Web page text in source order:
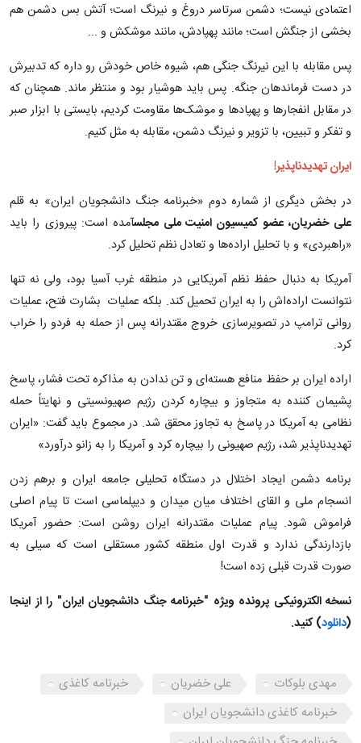
اعتمادی نیست؛ دشمن سرتاسر دروغ و نیرنگ است؛ آتش بس دشمن هم
بخشی از جنگش است؛ مانند پهپادش، مانند موشکش و ...
پس مقابله با این نیرنگ جنگی هم، شیوه خاص خودش رو داره که تدبیرش
در دست فرماندهان جنگه. پس باید هوشیار بود و منتظر ماند. همچنان که
در مقابل انفجارها و پهپادها و موشک‌ها مقاومت کردیم، بایستی با ابزار صبر
و تفکر و تبیین، با تزویر و نیرنگ دشمن، مقابله به مثل کنیم.
ایران تهدیدناپذیر!
در بخش دیگری از شماره دوم «خبرنامه جنگ دانشجویان ایران» به قلم
علی خضریان، عضو کمیسیون امنیت ملی مجلسآمده است: پیروزی را باید
«راهبردی» و با تحلیل اراده‌ها و تعادل نظم تحلیل کرد.
آمریکا به دنبال حفظ نظم آمریکایی در منطقه غرب آسیا بود، ولی نه تنها
نتوانست اراده‌اش را به ایران تحمیل کند. بلکه عملیات بشارت فتح، عملیات
روانی ترامپ در تصویرسازی خروج مقتدرانه پس از حمله به فردو را خراب
کرد.
اراده ایران بر حفظ منافع هسته‌ای و تن ندادن به مذاکره تحت فشار، پاسخ
پشیمان کننده به متجاوز و بیچاره کردن رژیم صهیونسیتی و نهایتاً حمله
نظامی به آمریکا در پاسخ به تجاوز محقق شد. در مجموع باید گفت: «ایران
تهدیدناپذیر شد، رژیم صهیونی را بیچاره کرد و آمریکا را به زانو درآورد»
برنامه دشمن ایجاد اختلال در دستگاه تحلیلی جامعه ایران و برهم زدن
انسجام ملی و القای اختلاف میان میدان و دیپلماسی است تا پیام اصلی
فراموش شود. پیام عملیات مقتدرانه ایران روشن است: حضور آمریکا
بازدارندگی ندارد و قدرت اول منطقه کشور مستقلی است که سیلی به
صورت قدرت قبلی زده است!
نسخه الکترونیکی پرونده ویژه "خبرنامه جنگ دانشجویان ایران" را از اینجا
(دانلود) کنید.
مهدی بلوکات علی خضریان
خبرنامه کاغذی
خبرنامه کاغذی دانشجویان ایران